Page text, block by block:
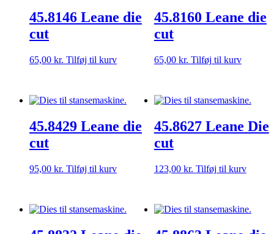
45.8146 Leane die
cut
65,00 kr. Tilføj til kurv
45.8160 Leane die
cut
65,00 kr. Tilføj til kurv
45.8429 Leane die
cut
95,00 kr. Tilføj til kurv
45.8627 Leane Die
cut
123,00 kr. Tilføj til kurv